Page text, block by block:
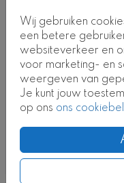
Wij gebruiken
een betere
websiteverkeer en
voor marketing- en
weergeven van
Je kunt jouw
op ons ons